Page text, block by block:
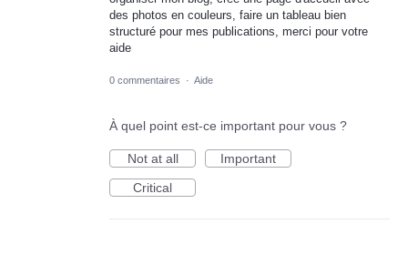
des photos en couleurs, faire un tableau bien
structuré pour mes publications, merci pour votre
aide
0 commentaires · Aide
À quel point est-ce important pour vous ?
Not at all
Important
Critical